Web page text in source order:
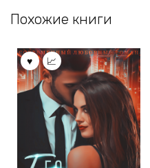
Похожие книги